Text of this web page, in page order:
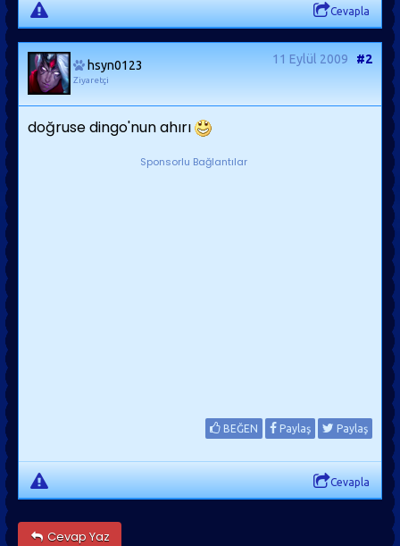
Cevapla
hsyn0123
Ziyaretçi
11 Eylül 2009 #2
doğruse dingo'nun ahırı
Sponsorlu Bağlantılar
BEĞEN Paylaş Paylaş
Cevapla
Cevap Yaz